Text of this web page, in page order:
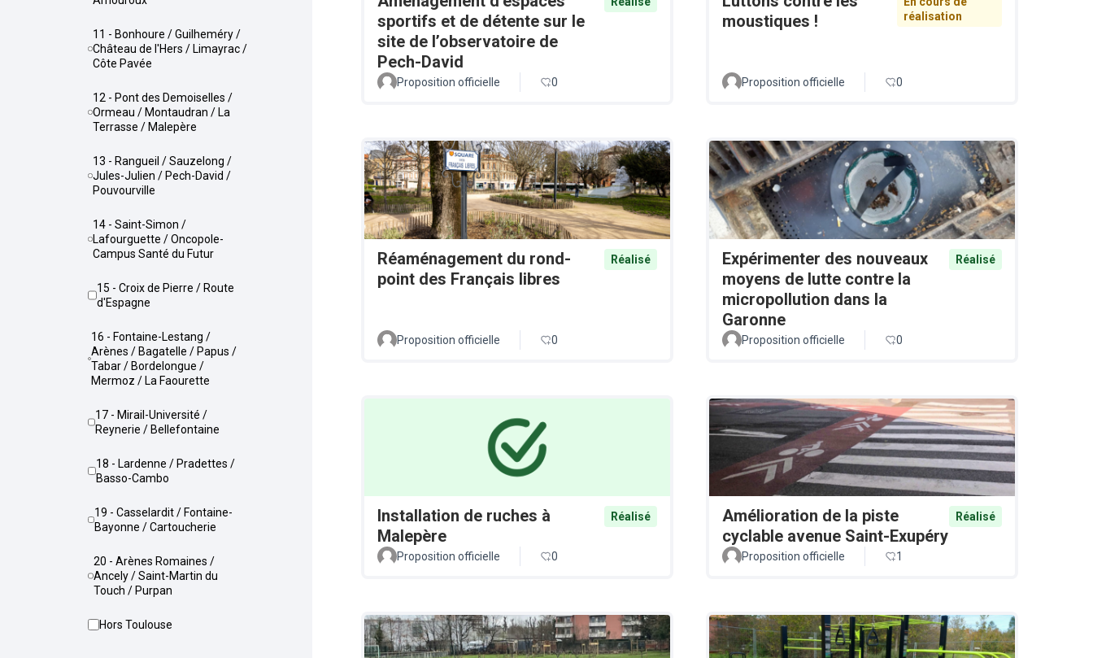
11 - Bonhoure / Guilheméry /
Château de l'Hers / Limayrac /
Côte Pavée
12 - Pont des Demoiselles /
Ormeau / Montaudran / La
Terrasse / Malepère
13 - Rangueil / Sauzelong /
Jules-Julien / Pech-David /
Pouvourville
14 - Saint-Simon /
Lafourguette / Oncopole-
Campus Santé du Futur
15 - Croix de Pierre / Route
d'Espagne
16 - Fontaine-Lestang /
Arènes / Bagatelle / Papus /
Tabar / Bordelongue /
Mermoz / La Faourette
17 - Mirail-Université /
Reynerie / Bellefontaine
18 - Lardenne / Pradettes /
Basso-Cambo
19 - Casselardit / Fontaine-
Bayonne / Cartoucherie
20 - Arènes Romaines /
Ancely / Saint-Martin du
Touch / Purpan
Hors Toulouse
sportifs et de détente sur le
site de l’observatoire de
Pech-David
Proposition officielle 0
moustiques !
réalisation
Proposition officielle 0
Réaménagement du rond-
point des Français libres
Réalisé
Proposition officielle 0
Expérimenter des nouveaux
moyens de lutte contre la
micropollution dans la
Garonne
Réalisé
Proposition officielle 0
Installation de ruches à
Malepère
Réalisé
Proposition officielle 0
Amélioration de la piste
cyclable avenue Saint-Exupéry
Réalisé
Proposition officielle 1